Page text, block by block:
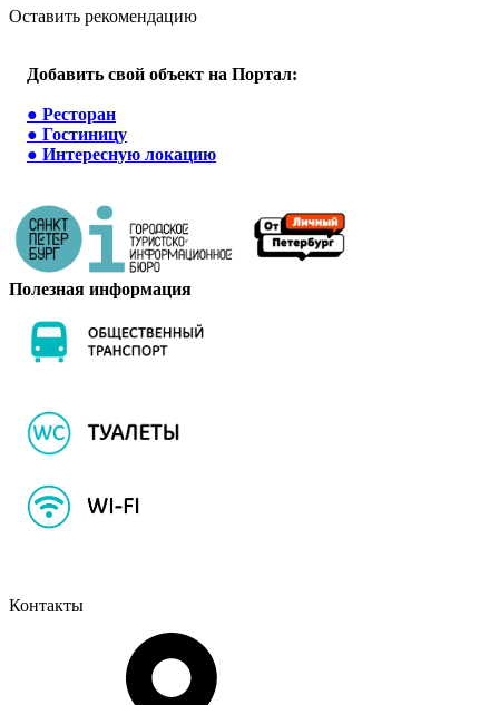
Оставить рекомендацию
Добавить свой объект на Портал:
● Ресторан
● Гостиницу
● Интересную локацию
Полезная информация
Контакты